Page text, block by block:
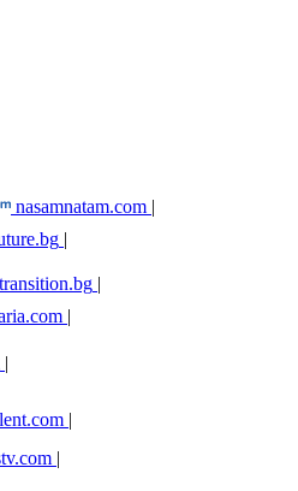
nasamnatam.com |
|
|
|
|
|